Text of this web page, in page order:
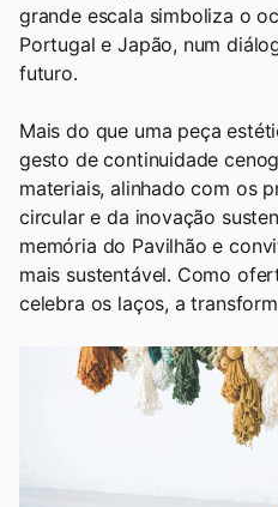
grande escala simboliza o
Portugal e Japão, num
futuro.
Mais do que uma peça
gesto de continuidade
materiais, alinhado com os
circular e da inovação
memória do Pavilhão e
mais sustentável. Como
celebra os laços, a